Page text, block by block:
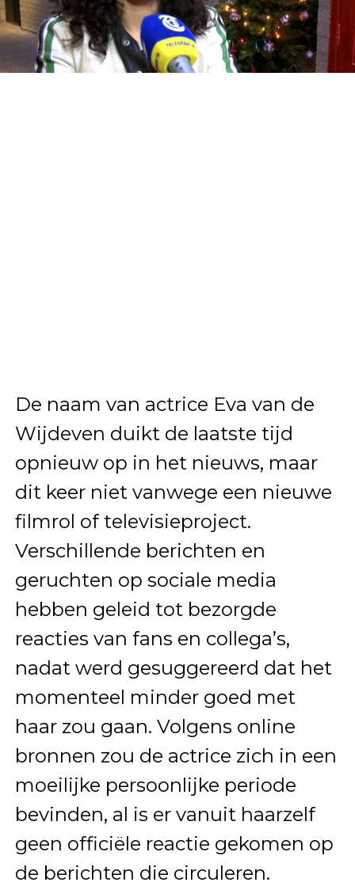
De naam van actrice Eva van de
Wijdeven duikt de laatste tijd
opnieuw op in het nieuws, maar
dit keer niet vanwege een nieuwe
filmrol of televisieproject.
Verschillende berichten en
geruchten op sociale media
hebben geleid tot bezorgde
reacties van fans en collega’s,
nadat werd gesuggereerd dat het
momenteel minder goed met
haar zou gaan. Volgens online
bronnen zou de actrice zich in een
moeilijke persoonlijke periode
bevinden, al is er vanuit haarzelf
geen officiële reactie gekomen op
de berichten die circuleren.